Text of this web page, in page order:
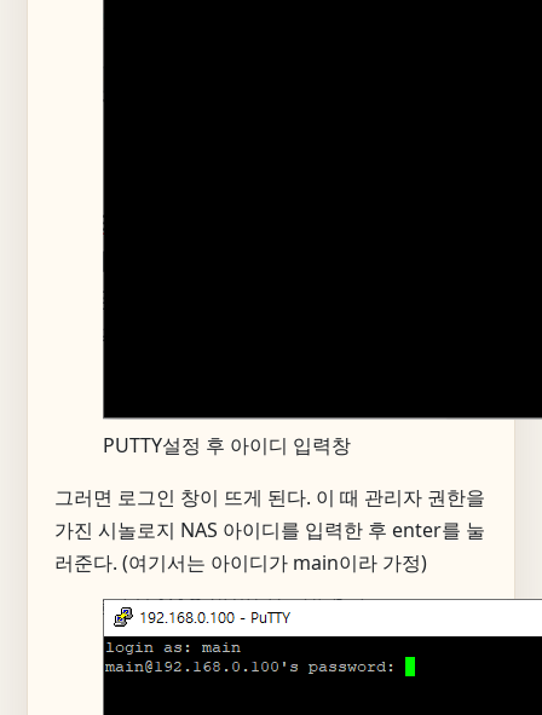
PUTTY설정 후 아이디 입력창
그러면 로그인 창이 뜨게 된다. 이 때 관리자 권한을
가진 시놀로지 NAS 아이디를 입력한 후 enter를 눌
러준다. (여기서는 아이디가 main이라 가정)